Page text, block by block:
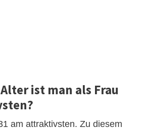
ist man als Frau
am attraktivsten. Zu diesem